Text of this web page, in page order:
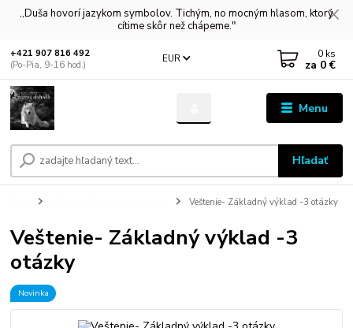
,,Duša hovorí jazykom symbolov. Tichým, no mocným hlasom, ktorý
cítime skôr než chápeme."
Menu
EUR
Hľadať
+421 907 816 492
(Po-Pia, 9-16 hod.)
0 ks
za 0 €
Veštenie- Základný výklad -3 otázky
Veštenie- Základný výklad -3
otázky
Novinka